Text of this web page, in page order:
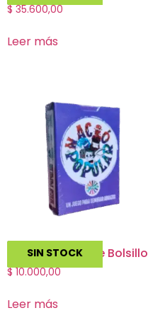
$35.600,00
Leer más
SIN STOCK
Nacio Popular de Bolsillo
$ 10.000,00
Leer más